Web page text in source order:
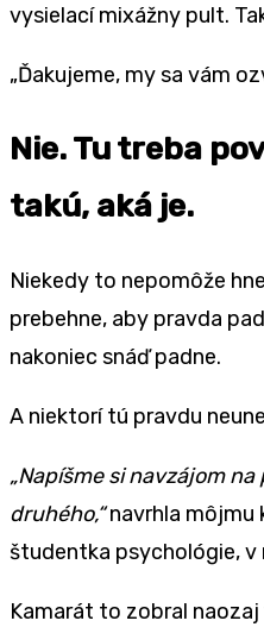
vysielací mixážny pult.
„Ďakujeme, my sa vám
Nie. Tu treba
takú, aká je.
Niekedy to nepomôže
prebehne, aby pravda
nakoniec snáď padne.
A niektorí tú pravdu
„Napíšme si navzájom
druhého,“navrhla môjmu
študentka psychológie, v
Kamarát to zobral naozaj